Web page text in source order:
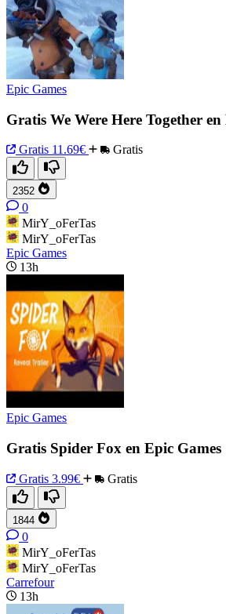
Epic Games
Gratis We Were Here Together
Gratis 11.69€ Gratis
2352
0
MirY_oFerTas
MirY_oFerTas
Epic Games
13h
Epic Games
Gratis Spider Fox en Epic Games
Gratis 3.99€ Gratis
1844
0
MirY_oFerTas
MirY_oFerTas
Carrefour
13h